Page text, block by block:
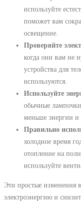
используйте
поможет вам
освещение.
Проверяйте
когда они вам не
устройства для
используются.
Используйте
обычные
меньше энергии и
Правильно
холодное время
отопление на
используйте
Эти простые изменения
электроэнергию и